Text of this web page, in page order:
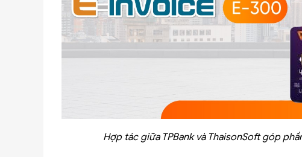
Hợp tác giữa TPBank và ThaisonSoft góp